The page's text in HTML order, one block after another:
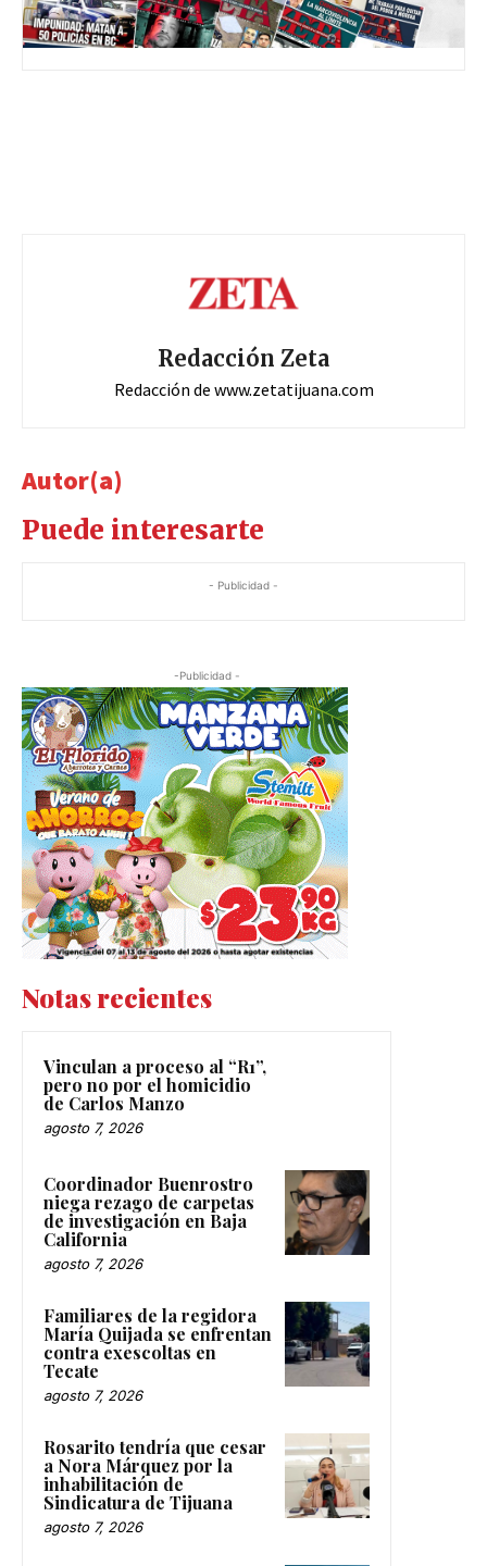
Redacción Zeta
Redacción de www.zetatijuana.com
Autor(a)
Puede interesarte
- Publicidad -
-Publicidad -
Notas recientes
Vinculan a proceso al “R1”,
pero no por el homicidio
de Carlos Manzo
agosto 7, 2026
Coordinador Buenrostro
niega rezago de carpetas
de investigación en Baja
California
agosto 7, 2026
Familiares de la regidora
María Quijada se enfrentan
contra exescoltas en
Tecate
agosto 7, 2026
Rosarito tendría que cesar
a Nora Márquez por la
inhabilitación de
Sindicatura de Tijuana
agosto 7, 2026